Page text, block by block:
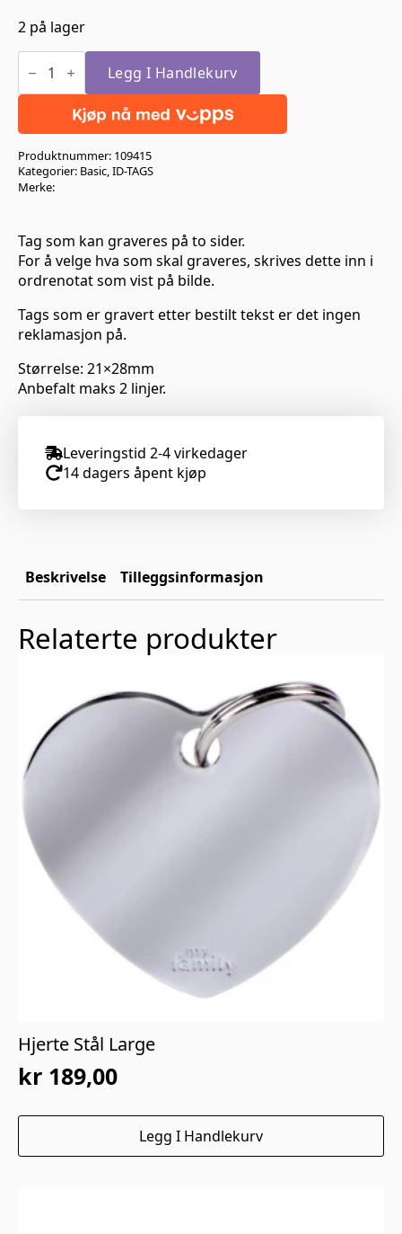
2 på lager
Cirkel
Rød
antall
Legg I Handlekurv
Produktnummer: 109415
Kategorier: Basic,ID-TAGS
Merke:
Tag som kan graveres på to sider.
For å velge hva som skal graveres, skrives dette inn i
ordrenotat som vist på bilde.
Tags som er gravert etter bestilt tekst er det ingen
reklamasjon på.
Størrelse: 21×28mm
Anbefalt maks 2 linjer.
Leveringstid 2-4 virkedager
14 dagers åpent kjøp
Beskrivelse Tilleggsinformasjon
Relaterte produkter
Hjerte Stål Large
kr 189,00
Legg I Handlekurv